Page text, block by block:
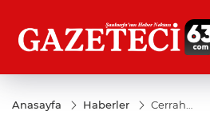
Anasayfa Haberler
Cerrahi